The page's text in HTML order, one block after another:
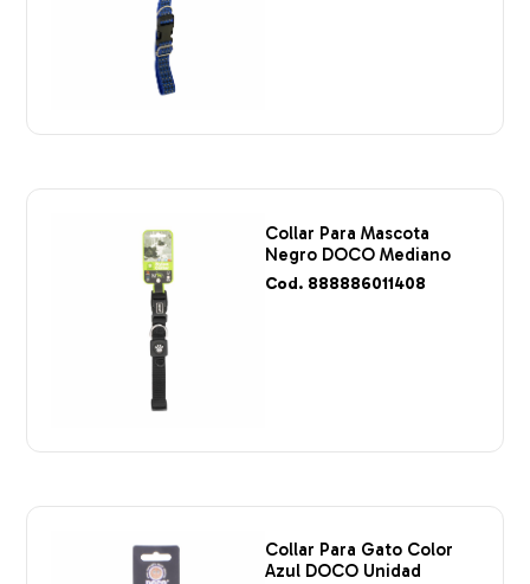
Collar Para Mascota
Negro DOCO Mediano
Cod. 888886011408
Collar Para Gato Color
Azul DOCO Unidad